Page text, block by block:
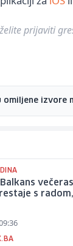
prijaviti
omiljene izvore
s radom,